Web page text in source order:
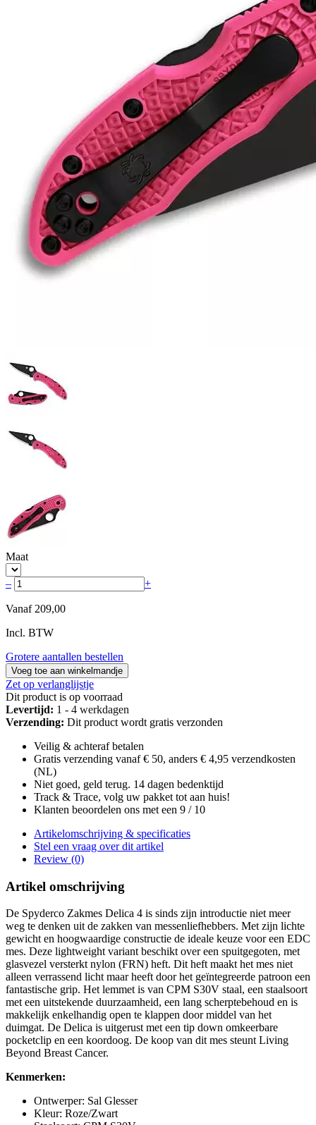
Maat
– +
Vanaf 209,00
Incl. BTW
Grotere aantallen bestellen
Voeg toe aan winkelmandje
Zet op verlanglijstje
Dit product is op voorraad
Levertijd: 1 - 4 werkdagen
Verzending: Dit product wordt gratis verzonden
Veilig & achteraf betalen
Gratis verzending vanaf € 50, anders € 4,95 verzendkosten
(NL)
Niet goed, geld terug. 14 dagen bedenktijd
Track & Trace, volg uw pakket tot aan huis!
Klanten beoordelen ons met een 9 / 10
Artikelomschrijving & specificaties
Stel een vraag over dit artikel
Review (0)
Artikel omschrijving
De Spyderco Zakmes Delica 4 is sinds zijn introductie niet meer
weg te denken uit de zakken van messenliefhebbers. Met zijn lichte
gewicht en hoogwaardige constructie de ideale keuze voor een EDC
mes. Deze lightweight variant beschikt over een spuitgegoten, met
glasvezel versterkt nylon (FRN) heft. Dit heft maakt het mes niet
alleen verrassend licht maar heeft door het geïntegreerde patroon een
fantastische grip. Het lemmet is van CPM S30V staal, een staalsoort
met een uitstekende duurzaamheid, een lang scherptebehoud en is
makkelijk enkelhandig open te klappen door middel van het
duimgat. De Delica is uitgerust met een tip down omkeerbare
pocketclip en een koordoog. De koop van dit mes steunt Living
Beyond Breast Cancer.
Kenmerken:
Ontwerper: Sal Glesser
Kleur: Roze/Zwart